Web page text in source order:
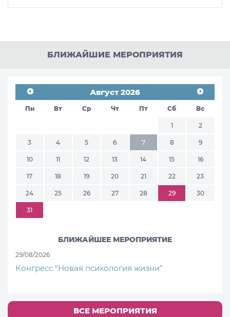
БЛИЖАЙШИЕ МЕРОПРИЯТИЯ
Август 2026
Пн Вт Ср Чт Пт Сб Вс
1 2
3 4 5 6 7 8 9
10 11 12 13 14 15 16
17 18 19 20 21 22 23
24 25 26 27 28 29 30
31
БЛИЖАЙШЕЕ МЕРОПРИЯТИЕ
29/08/2026
Конгресс “Новая психология жизни”
ВСЕ МЕРОПРИЯТИЯ